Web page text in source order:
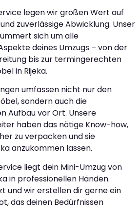
legen wir großen Wert auf
zuverlässige Abwicklung. Unser
sich um alle
deines Umzugs – von der
bis zur termingerechten
in Rijeka.
umfassen nicht nur den
sondern auch die
Aufbau vor Ort. Unsere
haben das nötige Know-how,
zu verpacken und sie
anzukommen lassen.
liegt dein Mini-Umzug von
in professionellen Händen.
und wir erstellen dir gerne ein
das deinen Bedürfnissen